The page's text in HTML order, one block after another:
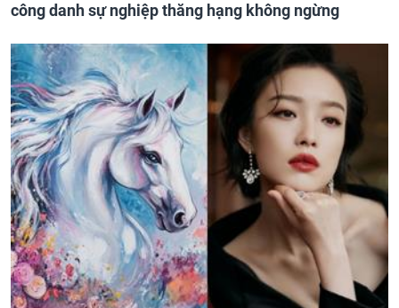
công danh sự nghiệp thăng hạng không ngừng